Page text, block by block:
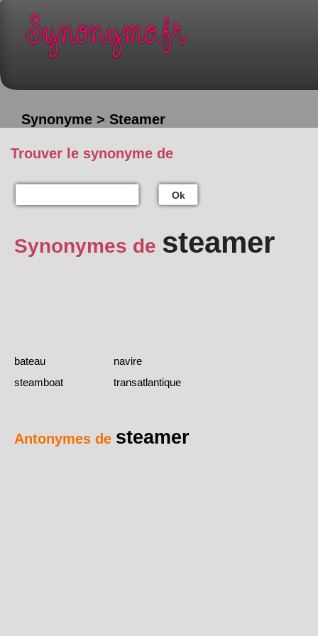
Synonyme > Steamer
Trouver le synonyme de
Ok
Synonymes de steamer
bateau
navire
steamboat
transatlantique
Antonymes de steamer